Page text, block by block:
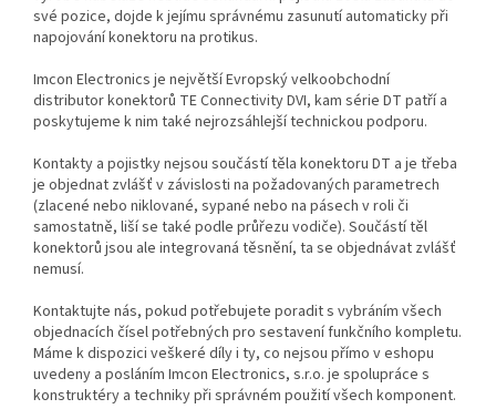
své pozice, dojde k jejímu správnému zasunutí automaticky při
napojování konektoru na protikus.
Imcon Electronics je největší Evropský velkoobchodní
distributor konektorů TE Connectivity DVI, kam série DT patří a
poskytujeme k nim také nejrozsáhlejší technickou podporu.
Kontakty a pojistky nejsou součástí těla konektoru DT a je třeba
je objednat zvlášť v závislosti na požadovaných parametrech
(zlacené nebo niklované, sypané nebo na pásech v roli či
samostatně, liší se také podle průřezu vodiče). Součástí těl
konektorů jsou ale integrovaná těsnění, ta se objednávat zvlášť
nemusí.
Kontaktujte nás, pokud potřebujete poradit s vybráním všech
objednacích čísel potřebných pro sestavení funkčního kompletu.
Máme k dispozici veškeré díly i ty, co nejsou přímo v eshopu
uvedeny a posláním Imcon Electronics, s.r.o. je spolupráce s
konstruktéry a techniky při správném použití všech komponent.